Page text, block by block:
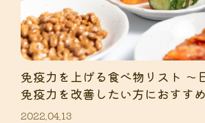
免疫力を上げる食べ物リスト 〜
免疫力を改善したい方におすすめ
2022.04.13